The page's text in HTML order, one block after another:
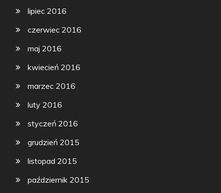
lipiec 2016
czerwiec 2016
maj 2016
kwiecień 2016
marzec 2016
luty 2016
styczeń 2016
grudzień 2015
listopad 2015
październik 2015